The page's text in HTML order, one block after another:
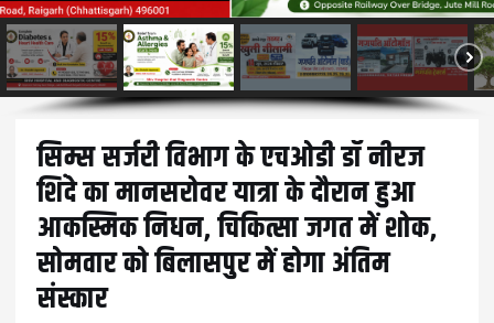
सिम्स सर्जरी विभाग के एचओडी डॉ नीरज
शिंदे का मानसरोवर यात्रा के दौरान हुआ
आकस्मिक निधन, चिकित्सा जगत में शोक,
सोमवार को बिलासपुर में होगा अंतिम
संस्कार